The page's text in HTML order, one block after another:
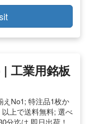
工業用銘板
えNo1; 特注品1枚か
上で送料無料; 選べ
分迄は 即日出荷！